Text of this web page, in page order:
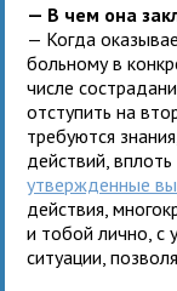
— В чем она
— Когда
больному в
числе
отступить на
требуются
действий,
утвержденные
действия,
и тобой лично, с
ситуации,